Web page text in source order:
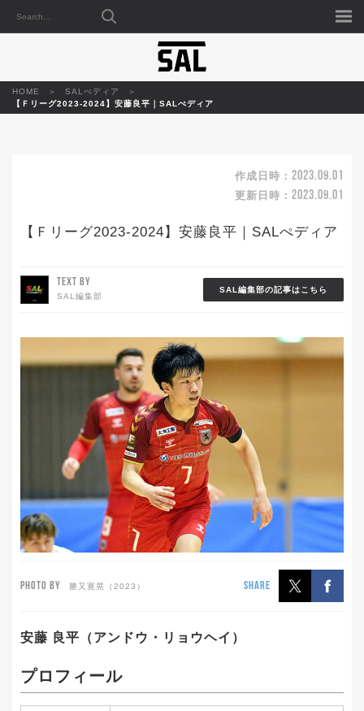
HOME
SALぺディア
【Ｆリーグ2023-2024】安藤良平｜SALぺディア
作成日時： 2023.09.01
更新日時： 2023.09.01
【Ｆリーグ2023-2024】安藤良平｜SALぺディア
TEXT BY
SAL編集部
SAL編集部の記事はこちら
PHOTO BY 勝又寛晃（2023） SHARE
安藤 良平（アンドウ・リョウヘイ）
プロフィール